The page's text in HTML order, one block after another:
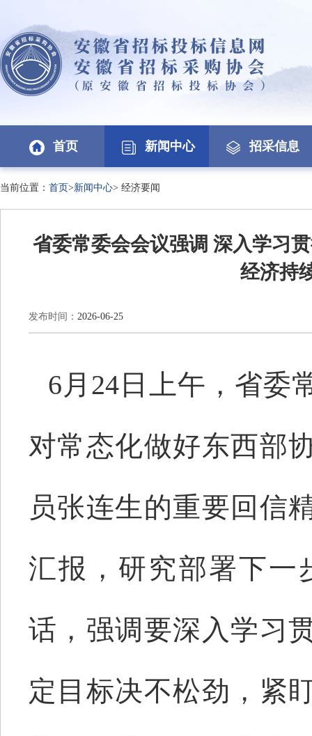
首页 新闻中心 招采信息
当前位置： 首页>新闻中心> 经济要闻
省委常委会会议强调 深入学习
经济持
发布时间： 2026-06-25
6月24日上午，省委
对常态化做好东西部
员张连生的重要回信
汇报，研究部署下一
话，强调要深入学习
定目标决不松劲，紧